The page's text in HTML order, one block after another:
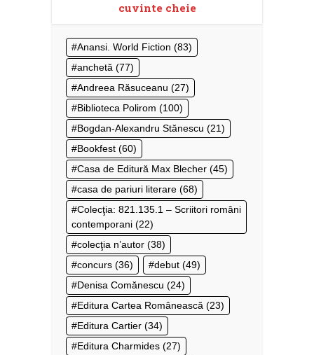
cuvinte cheie
Anansi. World Fiction (83)
anchetă (77)
Andreea Răsuceanu (27)
Biblioteca Polirom (100)
Bogdan-Alexandru Stănescu (21)
Bookfest (60)
Casa de Editură Max Blecher (45)
casa de pariuri literare (68)
Colecţia: 821.135.1 – Scriitori români
contemporani (22)
colecţia n’autor (38)
concurs (36) debut (49)
Denisa Comănescu (24)
Editura Cartea Românească (23)
Editura Cartier (34)
Editura Charmides (27)